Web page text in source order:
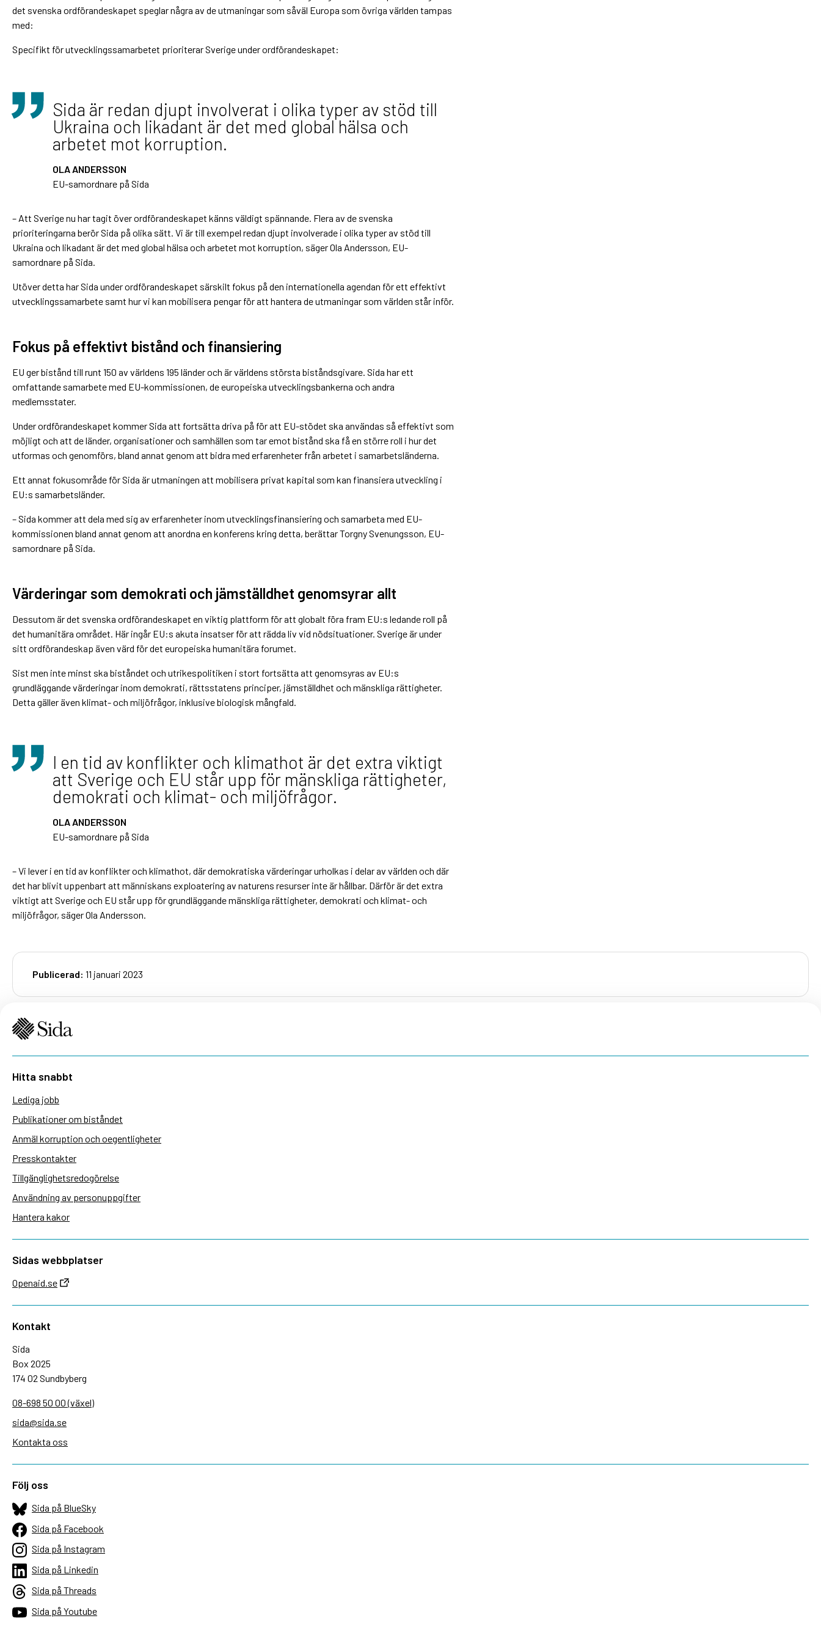
det svenska ordförandeskapet speglar några av de utmaningar som såväl Europa som övriga världen tampas
med:
Specifikt för utvecklingssamarbetet prioriterar Sverige under ordförandeskapet:
Sida är redan djupt involverat i olika typer av stöd till
Ukraina och likadant är det med global hälsa och
arbetet mot korruption.
OLA ANDERSSON
EU-samordnare på Sida
– Att Sverige nu har tagit över ordförandeskapet känns väldigt spännande. Flera av de svenska
prioriteringarna berör Sida på olika sätt. Vi är till exempel redan djupt involverade i olika typer av stöd till
Ukraina och likadant är det med global hälsa och arbetet mot korruption, säger Ola Andersson, EU-
samordnare på Sida.
Utöver detta har Sida under ordförandeskapet särskilt fokus på den internationella agendan för ett effektivt
utvecklingssamarbete samt hur vi kan mobilisera pengar för att hantera de utmaningar som världen står inför.
Fokus på effektivt bistånd och finansiering
EU ger bistånd till runt 150 av världens 195 länder och är världens största biståndsgivare. Sida har ett
omfattande samarbete med EU-kommissionen, de europeiska utvecklingsbankerna och andra
medlemsstater.
Under ordförandeskapet kommer Sida att fortsätta driva på för att EU-stödet ska användas så effektivt som
möjligt och att de länder, organisationer och samhällen som tar emot bistånd ska få en större roll i hur det
utformas och genomförs, bland annat genom att bidra med erfarenheter från arbetet i samarbetsländerna.
Ett annat fokusområde för Sida är utmaningen att mobilisera privat kapital som kan finansiera utveckling i
EU:s samarbetsländer.
– Sida kommer att dela med sig av erfarenheter inom utvecklingsfinansiering och samarbeta med EU-
kommissionen bland annat genom att anordna en konferens kring detta, berättar Torgny Svenungsson, EU-
samordnare på Sida.
Värderingar som demokrati och jämställdhet genomsyrar allt
Dessutom är det svenska ordförandeskapet en viktig plattform för att globalt föra fram EU:s ledande roll på
det humanitära området. Här ingår EU:s akuta insatser för att rädda liv vid nödsituationer. Sverige är under
sitt ordförandeskap även värd för det europeiska humanitära forumet.
Sist men inte minst ska biståndet och utrikespolitiken i stort fortsätta att genomsyras av EU:s
grundläggande värderingar inom demokrati, rättsstatens principer, jämställdhet och mänskliga rättigheter.
Detta gäller även klimat- och miljöfrågor, inklusive biologisk mångfald.
I en tid av konflikter och klimathot är det extra viktigt
att Sverige och EU står upp för mänskliga rättigheter,
demokrati och klimat- och miljöfrågor.
OLA ANDERSSON
EU-samordnare på Sida
– Vi lever i en tid av konflikter och klimathot, där demokratiska värderingar urholkas i delar av världen och där
det har blivit uppenbart att människans exploatering av naturens resurser inte är hållbar. Därför är det extra
viktigt att Sverige och EU står upp för grundläggande mänskliga rättigheter, demokrati och klimat- och
miljöfrågor, säger Ola Andersson.
Publicerad: 11 januari 2023
Hitta snabbt
Lediga jobb
Publikationer om biståndet
Anmäl korruption och oegentligheter
Presskontakter
Tillgänglighetsredogörelse
Användning av personuppgifter
Hantera kakor
Sidas webbplatser
Openaid.se
Kontakt
Sida
Box 2025
174 02 Sundbyberg
08-698 50 00 (växel)
sida@sida.se
Kontakta oss
Följ oss
Sida på BlueSky
Sida på Facebook
Sida på Instagram
Sida på Linkedin
Sida på Threads
Sida på Youtube